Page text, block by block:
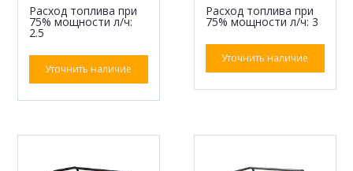
Расход топлива при
75% мощности л/ч:
2.5
Уточнить наличие
Расход топлива при
75% мощности л/ч: 3
Уточнить наличие